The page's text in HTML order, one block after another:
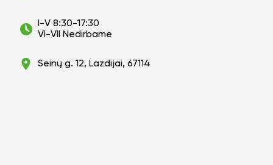
I-V 8:30-17:30
VI-VII Nedirbame
Seinų g. 12, Lazdijai, 67114